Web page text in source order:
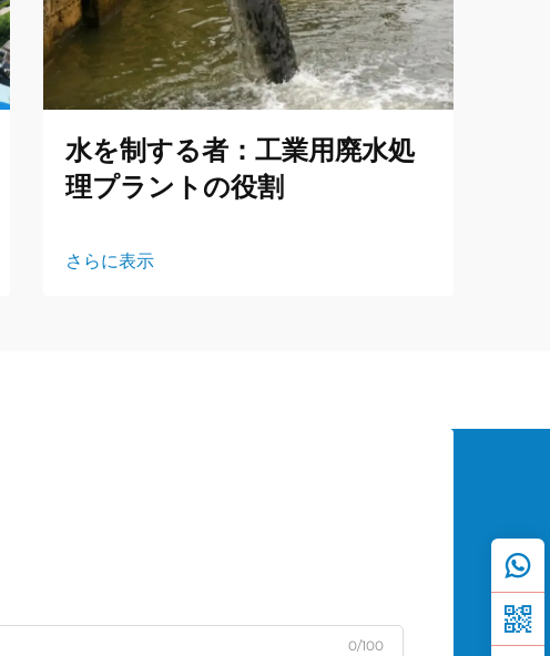
水を制する者：工業用廃水処
理プラントの役割
さらに表示
0/100